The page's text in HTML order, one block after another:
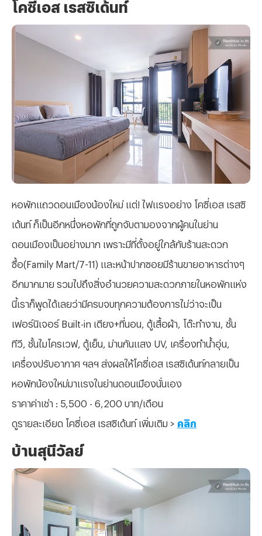
โคซี่เอส เรสซิเด้นท์
หอพักแถวดอนเมืองน้องใหม่ แต่! ไฟแรงอย่าง โคซี่เอส เรสซิ
เด้นท์ ก็เป็นอีกหนึ่งหอพักที่ถูกจับตามองจากผู้คนในย่าน
ดอนเมืองเป็นอย่างมาก เพราะมีที่ตั้งอยู่ใกล้กับร้านสะดวก
ซื้อ(Family Mart/7-11) และหน้าปากซอยมีร้านขายอาหารต่างๆ
อีกมากมาย รวมไปถึงสิ่งอำนวยความสะดวกภายในหอพักแห่ง
นี้เราก็พูดได้เลยว่ามีครบจบทุกความต้องการไม่ว่าจะเป็น
เฟอร์นิเจอร์ Built-in เตียง+ที่นอน, ตู้เสื้อผ้า, โต๊ะทำงาน, ชั้น
ทีวี, ชั้นไมโครเวฟ, ตู้เย็น, ม่านกันแสง UV, เครื่องทำน้ำอุ่น,
เครื่องปรับอากาศ ฯลฯ ส่งผลให้โคซี่เอส เรสซิเด้นท์กลายเป็น
หอพักน้องใหม่มาแรงในย่านดอนเมืองนั่นเอง
ราคาค่าเช่า : 5,500 - 6,200 บาท/เดือน
ดูรายละเอียด โคซี่เอส เรสซิเด้นท์ เพิ่มเติม > คลิก
บ้านสุนีวัลย์